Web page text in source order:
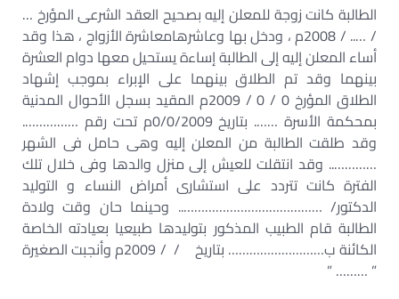
الطالبة كانت زوجة للمعلن إليه بصحيح العقد الشرعى المؤرخ …
/ ….. / 2008م ، ودخل بها وعاشرهامعاشرة الأزواج ، هذا وقد
أساء المعلن إليه إلى الطالبة إساءة يستحيل معها دوام العشرة
بينهما وقد تم الطلاق بينهما على الإبراء بموجب إشهاد
الطلاق المؤرخ 0 / 0 / 2009م المقيد بسجل الأحوال المدنية
بمحكمة الأسرة ……. بتاريخ 0/0/2009م تحت رقم …………….
وقد طلقت الطالبة من المعلن إليه وهى حامل فى الشهر
………….. وقد انتقلت للعيش إلى منزل والدها وفى خلال تلك
الفترة كانت تتردد على استشارى أمراض النساء و التوليد
الدكتور/ ………………………………….. وحينما حان وقت ولادة
الطالبة قام الطبيب المذكور بتوليدها طبيعيا بعيادته الخاصة
الكائنة ب……………………… بتاريخ / / 2009م وأنجبت الصغيرة
” ……… ”